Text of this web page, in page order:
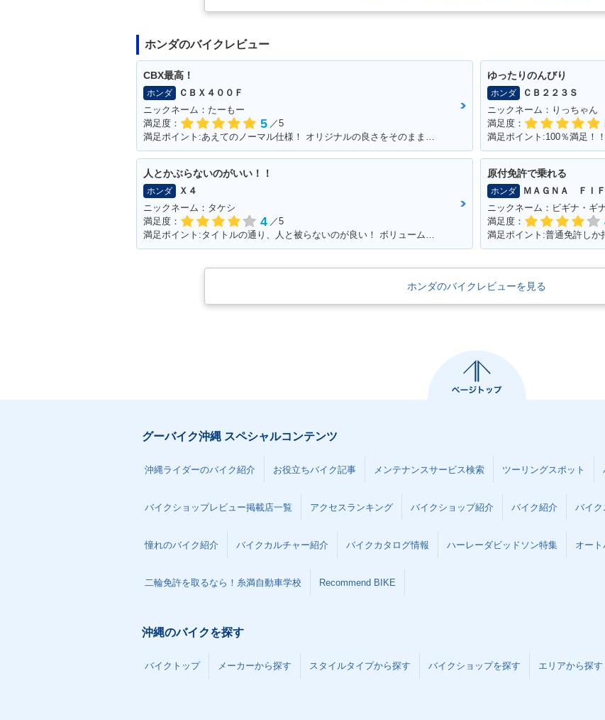
ホンダのバイクレビュー
CBX最高！
ホンダ
ＣＢＸ４００Ｆ
ニックネーム：たーもー
満足度：
5 ／5
満足ポイント:あえてのノーマル仕様！ オリジナルの良さをそのまま残して大事に乗って生きたい！！
ゆったりのんびり
ホンダ
ＣＢ２２３Ｓ
ニックネーム：りっちゃん
満足度：
人とかぶらないのがいい！！
ホンダ
Ｘ４
ニックネーム：タケシ
満足度：
4 ／5
満足ポイント:タイトルの通り、人と被らないのが良い！ ボリューム感も気に入っています！
原付免許で乗れる
ホンダ
ＭＡＧＮＡ ＦＩ
ニックネーム：ビギナ・ギ
満足度：
ホンダのバイクレビューを見る
グーバイク沖縄 スペシャルコンテンツ
沖縄ライダーのバイク紹介 お役立ちバイク記事 メンテナンスサービス検索 ツーリングスポット
バイクショップレビュー掲載店一覧 アクセスランキング バイクショップ紹介 バイク紹介 バイク
憧れのバイク紹介 バイクカルチャー紹介 バイクカタログ情報 ハーレーダビッドソン特集 オー
二輪免許を取るなら！糸満自動車学校 Recommend BIKE
沖縄のバイクを探す
バイクトップ メーカーから探す スタイルタイプから探す バイクショップを探す エリアから探す